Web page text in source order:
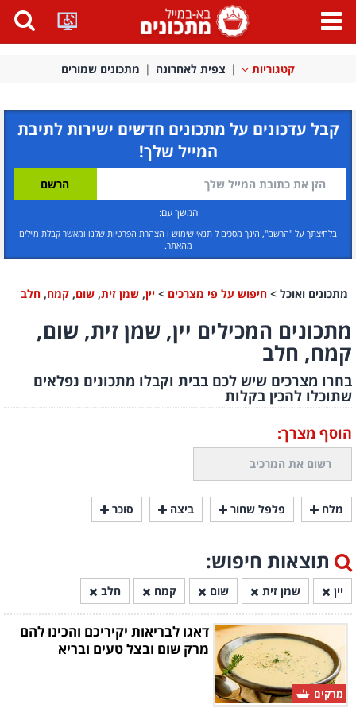
פתח
תפריט
קטגוריות צפית לאחרונה מתכונים שמורים
קבל עדכונים על מתכונים חדשים ישירות לתיבת
המייל שלך!
המשך עם:
בלחיצתך על "הרשם", הינך מסכים ל תנאי שימוש ו הצהרת הפרטיות שלנו ומאשר קבלת מיילים
מהאתר.
מתכונים ואוכל > חיפוש על פי מצרכים > יין, שמן זית, שום, קמח, חלב
מתכונים המכילים יין, שמן זית, שום,
קמח, חלב
בחרו מצרכים שיש לכם בבית וקבלו מתכונים נפלאים
שתוכלו להכין בקלות
הוסף מצרך:
מלח פלפל שחור ביצה סוכר
תוצאות חיפוש:
יין שמן זית שום קמח חלב
מרקים
דאגו לבריאות יקיריכם והכינו להם
מרק שום ובצל טעים ובריא